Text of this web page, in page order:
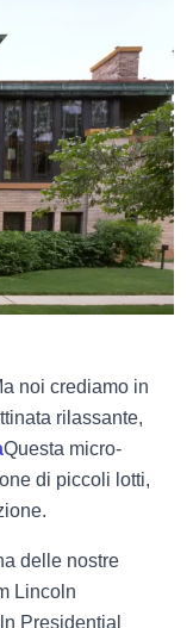
noi crediamo in
rilassante,
Questa micro-
di piccoli lotti,
delle nostre
Lincoln
Presidential